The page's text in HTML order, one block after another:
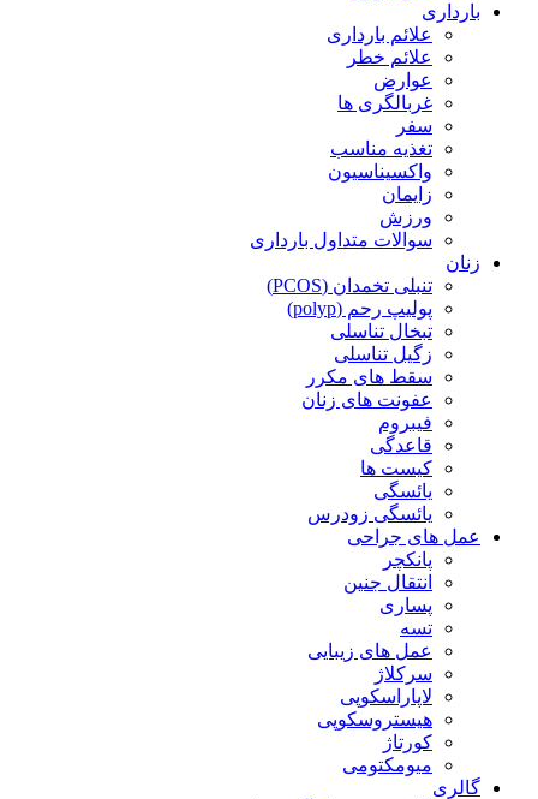
بارداری
علائم بارداری
علائم خطر
عوارض
غربالگری ها
سفر
تغذیه مناسب
واکسیناسیون
زایمان
ورزش
سوالات متداول بارداری
زنان
تنبلی تخمدان (PCOS)
پولیپ رحم (polyp)
تبخال تناسلی
زگیل تناسلی
سقط های مکرر
عفونت های زنان
فیبروم
قاعدگی
کیست ها
یائسگی
یائسگی زودرس
عمل های جراحی
پانکچر
انتقال جنین
پساری
تسه
عمل های زیبایی
سرکلاژ
لاپاراسکوپی
هیستروسکوپی
کورتاژ
میومکتومی
گالری